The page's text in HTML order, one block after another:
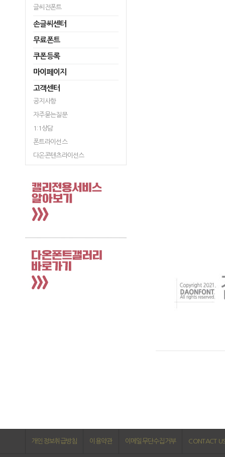
글씨전폰트
손글씨센터
무료폰트
쿠폰등록
마이페이지
고객센터
공지사항
자주묻는질문
1:1상담
폰트라이선스
다온콘텐츠라이선스
개인정보취급방침 이용약관 이메일무단수집거부 CONTACT